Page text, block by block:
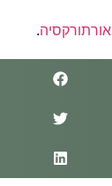
אורתורקסיה.